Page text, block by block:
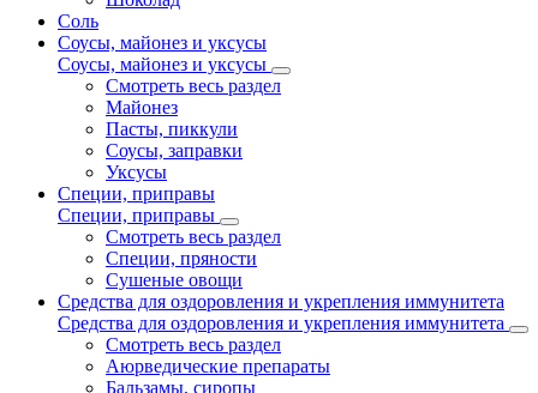
Соль
Соусы, майонез и уксусы
Соусы, майонез и уксусы
Смотреть весь раздел
Майонез
Пасты, пиккули
Соусы, заправки
Уксусы
Специи, приправы
Специи, приправы
Смотреть весь раздел
Специи, пряности
Сушеные овощи
Средства для оздоровления и укрепления иммунитета
Средства для оздоровления и укрепления иммунитета
Смотреть весь раздел
Аюрведические препараты
Бальзамы, сиропы